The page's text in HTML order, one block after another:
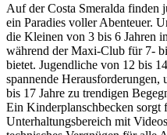
Auf der Costa Smeralda finden
ein Paradies voller Abenteuer.
die Kleinen von 3 bis 6 Jahren
während der Maxi-Club für 7-
bietet. Jugendliche von 12 bis
spannende
bis 17 Jahre zu trendigen
Ein Kinderplanschbecken sorgt
Unterhaltungsbereich mit